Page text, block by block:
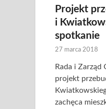
Projekt
i
spotkanie
27 marca 2018
Rada i
projekt
zachęca